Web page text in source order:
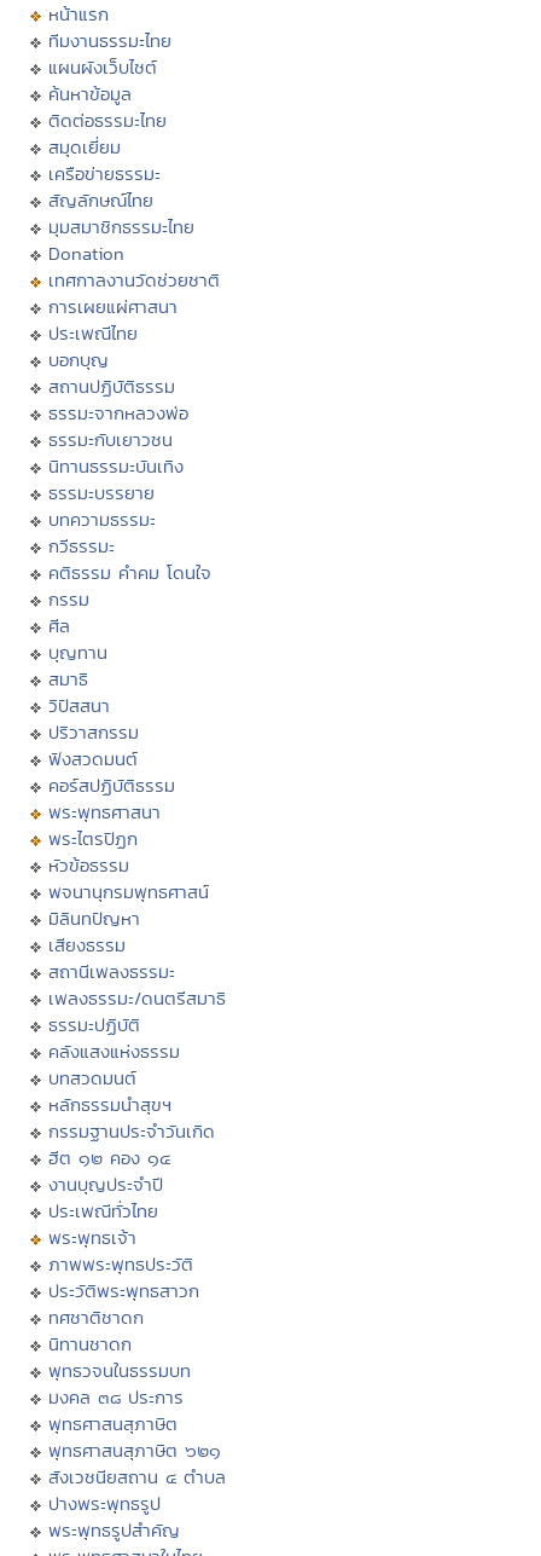
หน้าแรก
ทีมงานธรรมะไทย
แผนผังเว็บไซต์
ค้นหาข้อมูล
ติดต่อธรรมะไทย
สมุดเยี่ยม
เครือข่ายธรรมะ
สัญลักษณ์ไทย
มุมสมาชิกธรรมะไทย
Donation
เทศกาลงานวัดช่วยชาติ
การเผยแผ่ศาสนา
ประเพณีไทย
บอกบุญ
สถานปฏิบัติธรรม
ธรรมะจากหลวงพ่อ
ธรรมะกับเยาวชน
นิทานธรรมะบันเทิง
ธรรมะบรรยาย
บทความธรรมะ
กวีธรรมะ
คติธรรม คำคม โดนใจ
กรรม
ศีล
บุญทาน
สมาธิ
วิปัสสนา
ปริวาสกรรม
ฟังสวดมนต์
คอร์สปฏิบัติธรรม
พระพุทธศาสนา
พระไตรปิฏก
หัวข้อธรรม
พจนานุกรมพุทธศาสน์
มิลินทปัญหา
เสียงธรรม
สถานีเพลงธรรมะ
เพลงธรรมะ/ดนตรีสมาธิ
ธรรมะปฏิบัติ
คลังแสงแห่งธรรม
บทสวดมนต์
หลักธรรมนำสุขฯ
กรรมฐานประจำวันเกิด
ฮีต ๑๒ คอง ๑๔
งานบุญประจำปี
ประเพณีทั่วไทย
พระพุทธเจ้า
ภาพพระพุทธประวัติ
ประวัติพระพุทธสาวก
ทศชาติชาดก
นิทานชาดก
พุทธวจนในธรรมบท
มงคล ๓๘ ประการ
พุทธศาสนสุภาษิต
พุทธศาสนสุภาษิต ๖๒๑
สังเวชนียสถาน ๔ ตำบล
ปางพระพุทธรูป
พระพุทธรูปสำคัญ